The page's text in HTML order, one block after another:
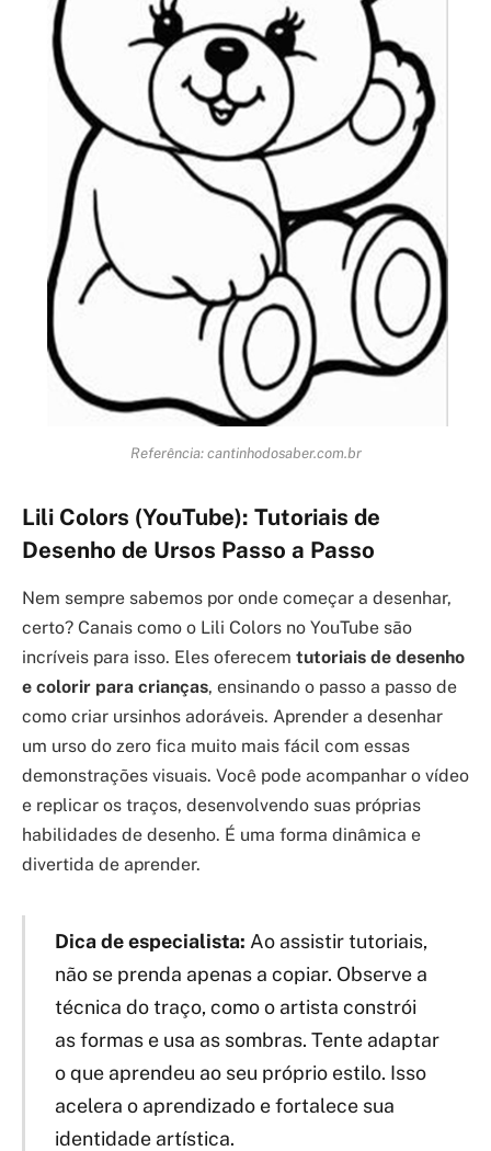
Referência: cantinhodosaber.com.br
Lili Colors (YouTube): Tutoriais de
Desenho de Ursos Passo a Passo
Nem sempre sabemos por onde começar a desenhar,
certo? Canais como o Lili Colors no YouTube são
incríveis para isso. Eles oferecem tutoriais de desenho
e colorir para crianças, ensinando o passo a passo de
como criar ursinhos adoráveis. Aprender a desenhar
um urso do zero fica muito mais fácil com essas
demonstrações visuais. Você pode acompanhar o vídeo
e replicar os traços, desenvolvendo suas próprias
habilidades de desenho. É uma forma dinâmica e
divertida de aprender.
Dica de especialista: Ao assistir tutoriais,
não se prenda apenas a copiar. Observe a
técnica do traço, como o artista constrói
as formas e usa as sombras. Tente adaptar
o que aprendeu ao seu próprio estilo. Isso
acelera o aprendizado e fortalece sua
identidade artística.